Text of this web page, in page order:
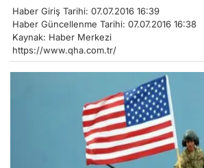
Haber Giriş Tarihi: 07.07.2016 16:39
Haber Güncellenme Tarihi: 07.07.2016 16:38
Kaynak: Haber Merkezi
https://www.qha.com.tr/